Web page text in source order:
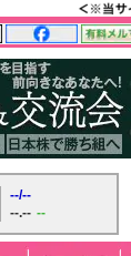
--/--
--.-- --